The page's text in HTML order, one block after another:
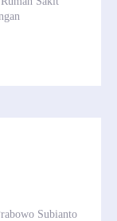
Subianto